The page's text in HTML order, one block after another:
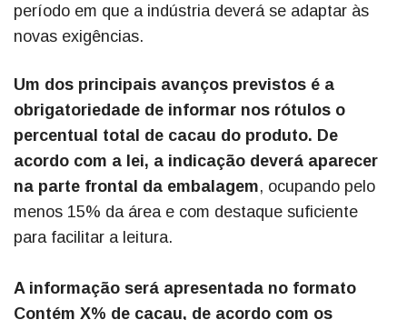
período em que a indústria deverá se adaptar às
novas exigências.
Um dos principais avanços previstos é a
obrigatoriedade de informar nos rótulos o
percentual total de cacau do produto. De
acordo com a lei, a indicação deverá aparecer
na parte frontal da embalagem, ocupando pelo
menos 15% da área e com destaque suficiente
para facilitar a leitura.
A informação será apresentada no formato
Contém X% de cacau, de acordo com os